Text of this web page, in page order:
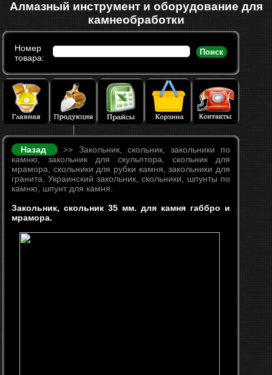
Алмазный инструмент и оборудование для
камнеобработки
Номер
товара:
Поиск
Назад
>> Закольник, скольник, закольники по
камню, закольник для скульптора, скольник для
мрамора, скольники для рубки камня, закольники для
гранита, Украинский закольник, скольники, шпунты по
камню, шпунт для камня.
Закольник, скольник 35 мм. для камня габбро и
мрамора.